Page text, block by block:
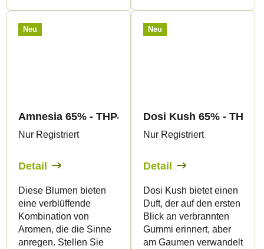
Neu
Amnesia 65% - THP420 Blüten - Canapuff
Nur Registriert
Detail
Diese Blumen bieten
eine verblüffende
Kombination von
Aromen, die die Sinne
anregen. Stellen Sie
Neu
Dosi Kush 65% -
Nur Registriert
Detail
Dosi Kush bietet einen
Duft, der auf den ersten
Blick an verbrannten
Gummi erinnert, aber
am Gaumen verwandelt